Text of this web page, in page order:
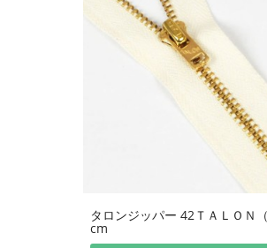
タロンジッパー 42ＴＡＬＯＮ
cm